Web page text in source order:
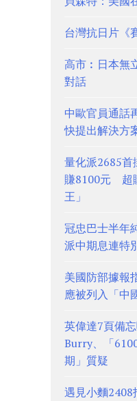
台灣抗日片《
高市︰日本無
對話
中歐官員通話
快提出解決方
量化派2685首
賺8100元 超
王」
冠忠巴士半年
派中期息連特
美國防部據報
應被列入「中
英偉達7頁備
Burry、「
期」質疑
遇見小麵2408